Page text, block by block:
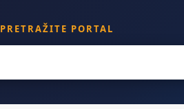
PRETRAŽITE PORTAL